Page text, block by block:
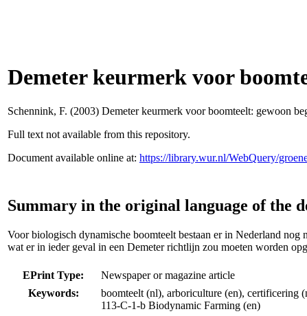
Demeter keurmerk voor
Schennink, F. (2003) Demeter keurmerk voor boomteelt: gewoon
Full text not available from this repository.
Document available online at: https://library.wur.nl/WebQuery/
Summary in the original language of the
Voor biologisch dynamische boomteelt bestaan er in Nederland
wat er in ieder geval in een Demeter richtlijn zou moeten worden
EPrint Type:
Newspaper or magazine article
Keywords:
boomteelt (nl), arboriculture (en), certificering
113-C-1-b Biodynamic Farming (en)